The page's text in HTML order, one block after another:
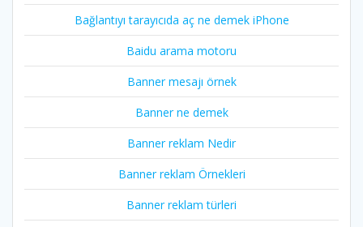
Bağlantıyı tarayıcıda aç ne demek iPhone
Baidu arama motoru
Banner mesajı örnek
Banner ne demek
Banner reklam Nedir
Banner reklam Örnekleri
Banner reklam türleri